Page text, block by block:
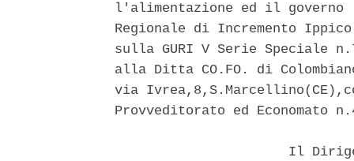
l'alimentazione ed il
Regionale di Incremento
sulla GURI V Serie Speciale
alla Ditta CO.FO. di
via
Provveditorato ed Economato
Il